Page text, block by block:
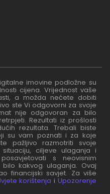
imovine podložne su
cijena. Vrijednost vaše
a možda nećete dobiti
ste Vi odgovorni za svoje
nije odgovoran za bilo
Rezultati iz prošlosti
rezultata. Trebali biste
su vam poznati i za koje
pažljivo razmotriti svoje
situaciju, ciljeve ulaganja i
s neovisnim
kakvog ulaganja. Ovaj
financijski savjet. Za više
korištenja i Upozorenje